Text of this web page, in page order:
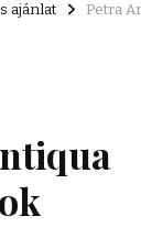
ajánlat Petra